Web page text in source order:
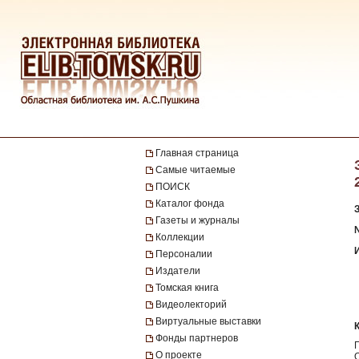
Главная страница
Самые читаемые
ПОИСК
Каталог фонда
Газеты и журналы
Коллекции
Персоналии
Издатели
Томская книга
Видеолекторий
Виртуальные выставки
Фонды партнеров
О проекте